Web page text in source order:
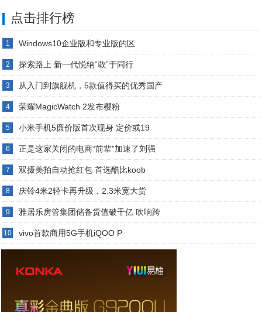
点击排行榜
1 Windows10企业版和专业版的区
2 探索路上 新一代悦纳“敢”于同行
3 从入门到旗舰机，5款值得买的优秀国产
4 荣耀MagicWatch 2发布樱粉
5 小米手机5廉价版首次现身 定价或19
6 正是这家关闭的电商“前辈”加速了刘强
7 双摄美拍自动抢红包 首选酷比koob
8 庆铃4米2轻卡再升级，2.3米宽大货
9 雅居乐房管集团储备货值破千亿 吹响跨
10 vivo首款商用5G手机iQOO P